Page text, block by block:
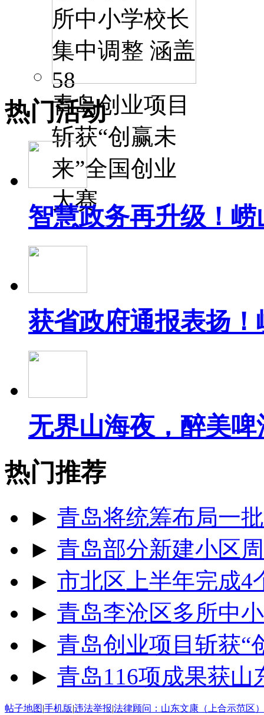
所中小学校长
集中调整 涵盖
58
青岛创业项目
斩获“创赢未
来”全国创业
大赛
热门活动
智慧政务再升级！
获省政府通报表扬
无界山海夜，醉美
热门推荐
► 青岛将统筹布局一
► 青岛部分新建小区
► 市北区上半年完成4
► 青岛李沧区多所中
► 青岛创业项目斩获“
► 青岛116项成果获
帖子地图|手机版|违法举报|法律顾问：山东文康（上合示范区